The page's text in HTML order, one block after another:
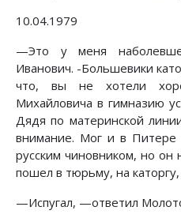
10.04.1979
—Это у меня
Иванович. -Большевики
что, вы не хотели
Михайловича в гимназию
Дядя по материнской
внимание. Мог и в Питере
русским чиновником, но
пошел в тюрьму, на каторгу,
—Испугал, —ответил